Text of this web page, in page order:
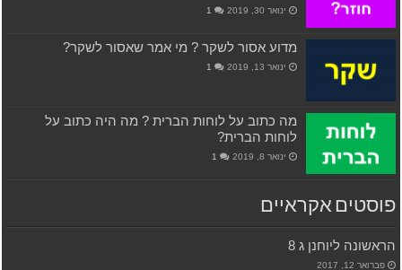
ינואר 30, 2019 1
מדוע אסור לשקר ? מי אמר שאסור לשקר?
ינואר 13, 2019 1
מה כתוב על לוחות הברית ? מה היה כתוב על
לוחות הברית?
ינואר 8, 2019 1
פוסטים אקראיים
הראשונה ליוחנן ג 8
פברואר 12, 2017